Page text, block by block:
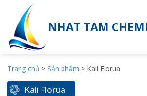
NHAT TAM
Trang chủ > Sản phẩm > Kali Florua
Kali Florua